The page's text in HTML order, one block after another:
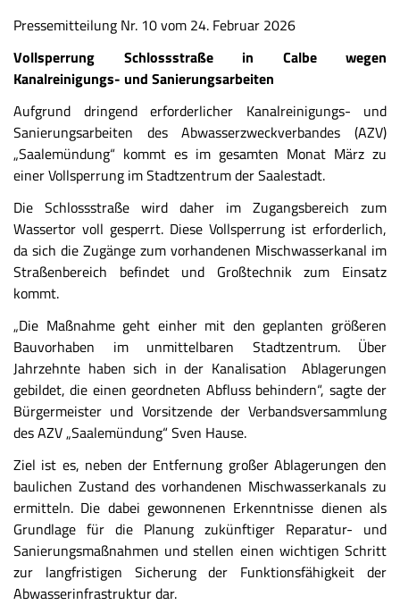
Pressemitteilung Nr. 10 vom 24. Februar 2026
Vollsperrung Schlossstraße in Calbe wegen
Kanalreinigungs- und Sanierungsarbeiten
Aufgrund dringend erforderlicher Kanalreinigungs- und
Sanierungsarbeiten des Abwasserzweckverbandes (AZV)
„Saalemündung“ kommt es im gesamten Monat März zu
einer Vollsperrung im Stadtzentrum der Saalestadt.
Die Schlossstraße wird daher im Zugangsbereich zum
Wassertor voll gesperrt. Diese Vollsperrung ist erforderlich,
da sich die Zugänge zum vorhandenen Mischwasserkanal im
Straßenbereich befindet und Großtechnik zum Einsatz
kommt.
„Die Maßnahme geht einher mit den geplanten größeren
Bauvorhaben im unmittelbaren Stadtzentrum. Über
Jahrzehnte haben sich in der Kanalisation Ablagerungen
gebildet, die einen geordneten Abfluss behindern“, sagte der
Bürgermeister und Vorsitzende der Verbandsversammlung
des AZV „Saalemündung“ Sven Hause.
Ziel ist es, neben der Entfernung großer Ablagerungen den
baulichen Zustand des vorhandenen Mischwasserkanals zu
ermitteln. Die dabei gewonnenen Erkenntnisse dienen als
Grundlage für die Planung zukünftiger Reparatur- und
Sanierungsmaßnahmen und stellen einen wichtigen Schritt
zur langfristigen Sicherung der Funktionsfähigkeit der
Abwasserinfrastruktur dar.